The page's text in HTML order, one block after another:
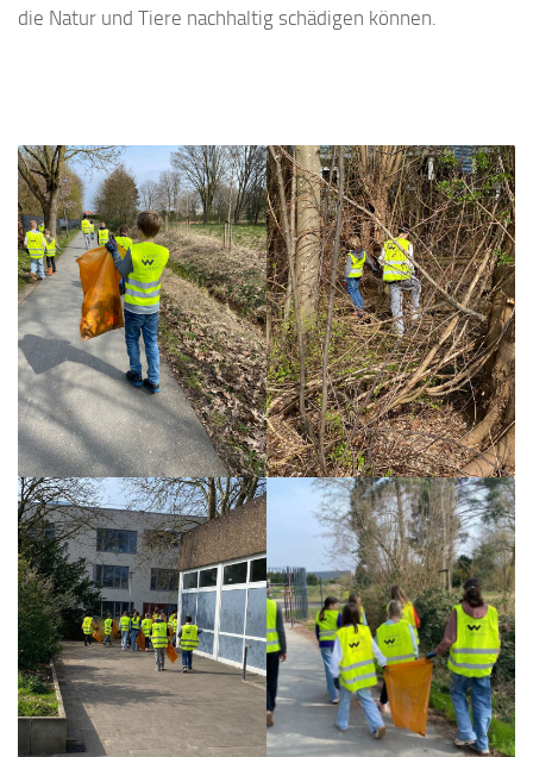
die Natur und Tiere nachhaltig schädigen können.